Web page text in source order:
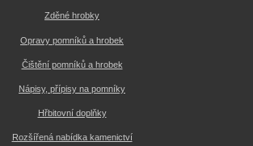
Zděné hrobky
Opravy pomníků a hrobek
Čištění pomníků a hrobek
Nápisy, přípisy na pomníky
Hřbitovní doplňky
Rozšířená nabídka kamenictví